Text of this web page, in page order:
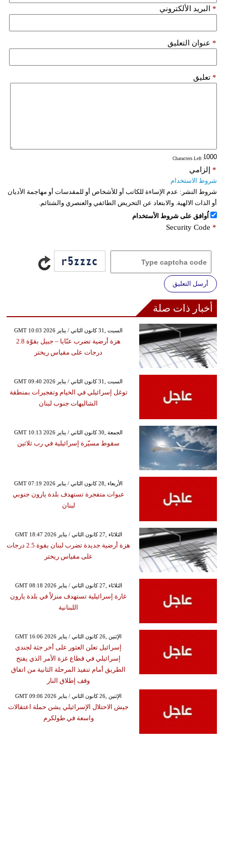
البريد الألكتروني *
عنوان التعليق *
تعليق *
: Characters Left
إلزامي *
شروط الاستخدام
شروط النشر: عدم الإساءة للكاتب أو للأشخاص أو للمقدسات أو مهاجمة الأديان
أو الذات الالهية. والابتعاد عن التحريض الطائفي والعنصري والشتائم.
اُوافق على شروط الأستخدام
Security Code *
أرسل التعليق
أخبار ذات صلة
GMT 10:03 2026 السبت ,31 كانون الثاني / يناير
هزة أرضية تضرب عنّايا – جبيل بقوّة 2.8
درجات على مقياس ريختر
GMT 09:40 2026 السبت ,31 كانون الثاني / يناير
توغل إسرائيلي في الخيام وتفجيرات بمنطقة
الشاليهات جنوب لبنان
GMT 10:13 2026 الجمعة ,30 كانون الثاني / يناير
سقوط مسيّرة إسرائيلية في رب ثلاثين
GMT 07:19 2026 الأربعاء ,28 كانون الثاني / يناير
عبوات متفجرة تستهدف بلدة يارون جنوبي
لبنان
GMT 18:47 2026 الثلاثاء ,27 كانون الثاني / يناير
هزة أرضية جديدة تضرب لبنان بقوة 2.5 درجات
على مقياس ريختر
GMT 08:18 2026 الثلاثاء ,27 كانون الثاني / يناير
غارة إسرائيلية تستهدف منزلاً في بلدة يارون
اللبنانية
GMT 16:06 2026 الإثنين ,26 كانون الثاني / يناير
إسرائيل تعلن العثور على أخر جثة لجندي
إسرائيلي في قطاع غزة الأمر الذي يفتح
الطريق أمام تنفيذ المرحلة الثانية من اتفاق
وقف إطلاق النار
GMT 09:06 2026 الإثنين ,26 كانون الثاني / يناير
جيش الاحتلال الإسرائيلي يشن حملة اعتقالات
واسعة في طولكرم